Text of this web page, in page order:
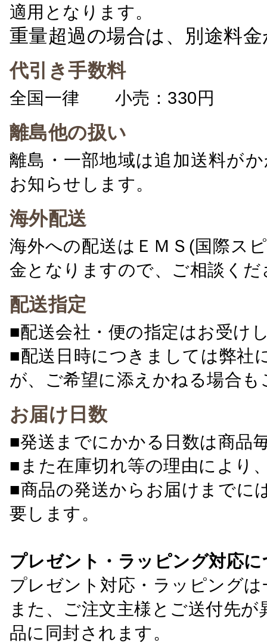
適用となります。
重量超過の場合は、別途料
代引き手数料
全国一律 小売：330円 卸
離島他の扱い
離島・一部地域は追加送料が
お知らせします。
海外配送
海外への配送はＥＭＳ(国際ス
金となりますので、ご相談くだ
配送指定
■配送会社・便の指定はお受け
■配送日時につきましては弊社
が、ご希望に添えかねる場合
お届け日数
■発送までにかかる日数は商品
■また在庫切れ等の理由により
■商品の発送からお届けまでに
要します。
プレゼント・ラッピング対応
プレゼント対応・ラッピング
また、ご注文主様とご送付先
品に同封されます。